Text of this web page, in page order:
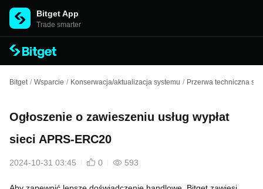
Bitget App
Trade smarter
Bitget / Wsparcie / Konserwacja/aktualizacja systemu / Przerwa techniczna
Ogłoszenie o zawieszeniu usług wypłat
sieci APRS-ERC20
2024-10-31 03:45 0 593